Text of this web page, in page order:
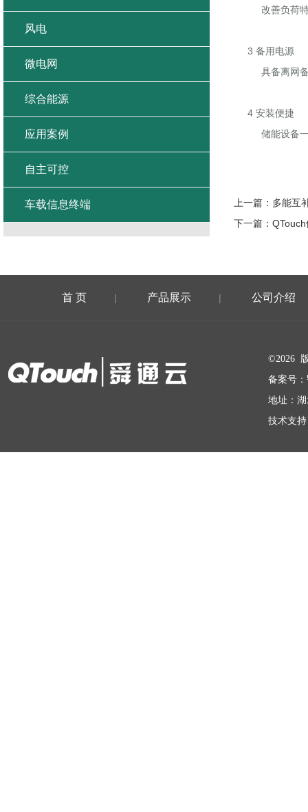
改善负荷特
3 备用电源
具备离网备
4 安装便捷
储能设备一
上一篇： 多能互
下一篇：
风电
微电网
综合能源
应用案例
自主可控
车载信息终端
首 页 | 产品展示 | 公司介绍
©2026
备案号：
地址：
技术支